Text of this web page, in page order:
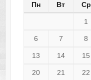
Пн Вт Ср
1
6 7 8
13 14 15
20 21 22